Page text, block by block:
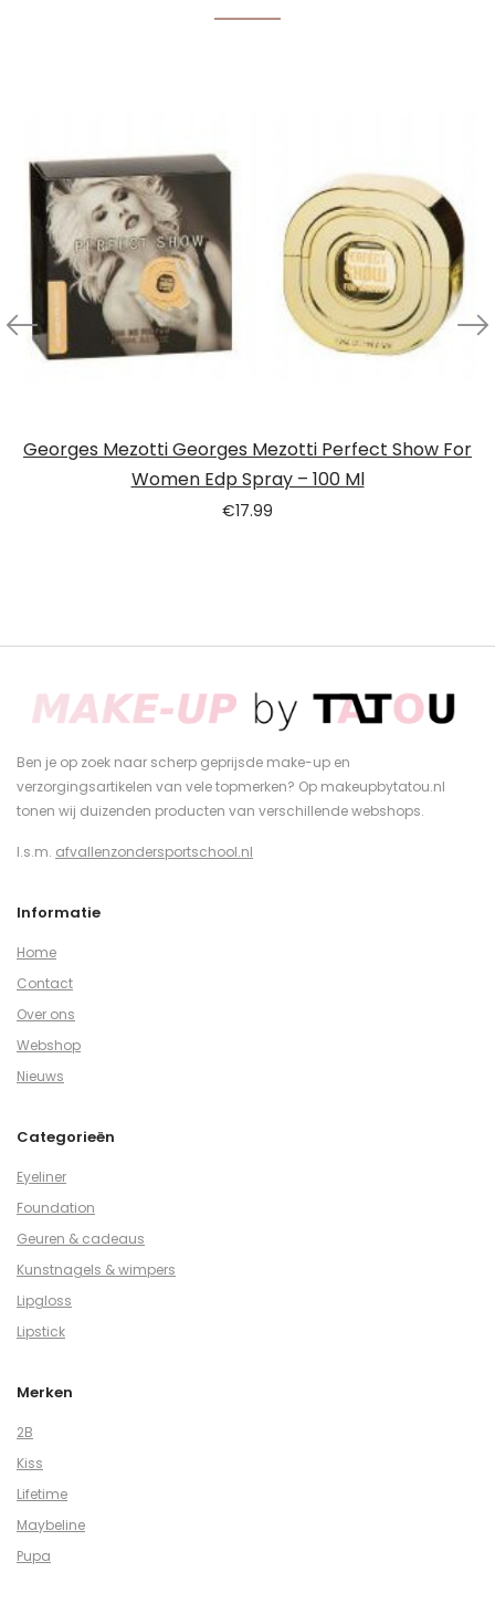
Georges Mezotti Georges Mezotti Perfect Show For
Women Edp Spray – 100 Ml
€17.99
Ben je op zoek naar scherp geprijsde make-up en
verzorgingsartikelen van vele topmerken? Op makeupbytatou.nl
tonen wij duizenden producten van verschillende webshops.
I.s.m. afvallenzondersportschool.nl
Informatie
Home
Contact
Over ons
Webshop
Nieuws
Categorieën
Eyeliner
Foundation
Geuren & cadeaus
Kunstnagels & wimpers
Lipgloss
Lipstick
Merken
2B
Kiss
Lifetime
Maybeline
Pupa